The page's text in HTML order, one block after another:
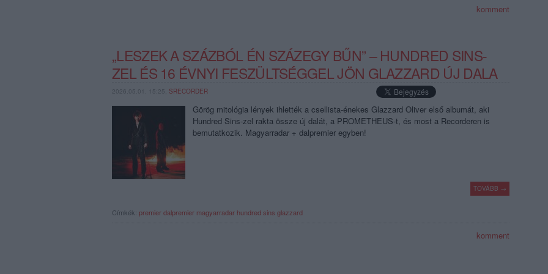
komment
„LESZEK A SZÁZBÓL ÉN SZÁZEGY BŰN” – HUNDRED SINS-
ZEL ÉS 16 ÉVNYI FESZÜLTSÉGGEL JÖN GLAZZARD ÚJ DALA
2026.05.01. 15:25, SRECORDER
Görög mitológia lények ihlették a csellista-énekes Glazzard Oliver első albumát, aki
Hundred Sins-zel rakta össze új dalát, a PROMETHEUS-t, és most a Recorderen is
bemutatkozik. Magyarradar + dalpremier egyben!
TOVÁBB →
Címkék: premierdalpremier magyarradar hundred sins glazzard
komment